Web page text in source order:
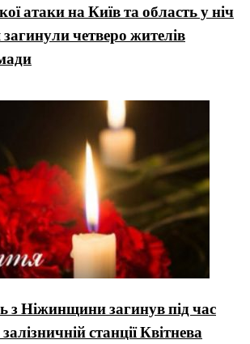
атаки на Київ та область у ніч
четверо жителів
з Ніжинщини загинув під час
станції Квітнева